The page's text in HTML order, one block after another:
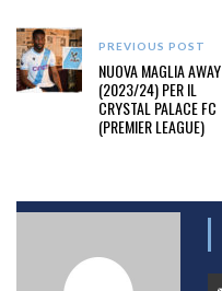
PREVIOUS POST
NUOVA MAGLIA AWAY
(2023/24) PER IL
CRYSTAL PALACE FC
(PREMIER LEAGUE)